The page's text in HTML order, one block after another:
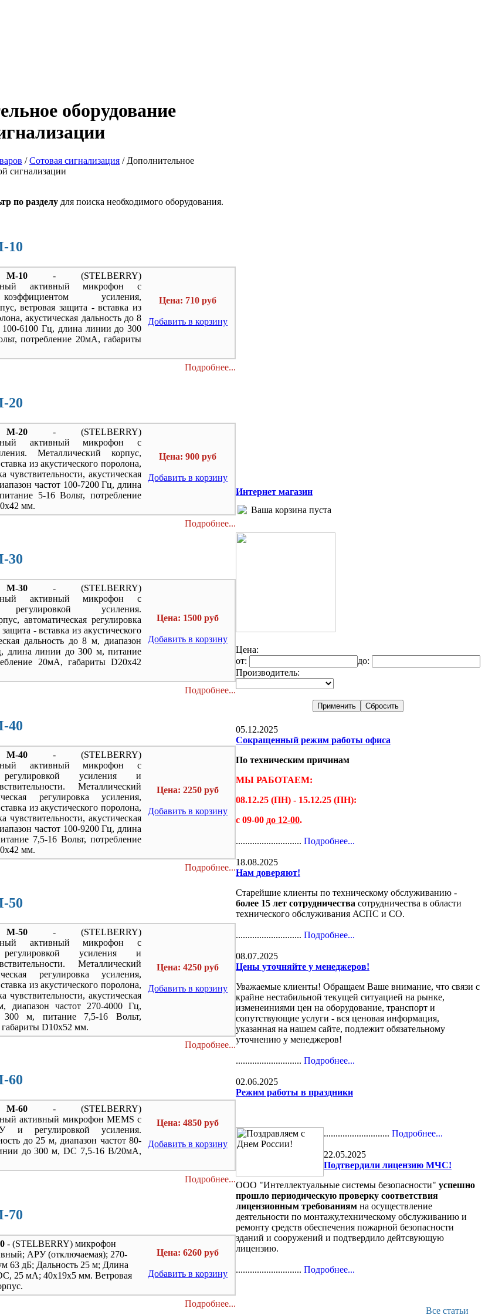
оборудование
/Сотовая сигнализация /Дополнительное
сигнализации
по разделу для поиска необходимого оборудования.
10
10 - (STELBERRY)
активный микрофон с
усиления,
ветровая защита - вставка из
акустическая дальность до 8
100-6100 Гц, длина линии до 300
потребление 20мА, габариты
Цена: 710 руб
Добавить в корзину
Подробнее...
20
20 - (STELBERRY)
активный микрофон с
Металлический корпус,
из акустического поролона,
чувствительности, акустическая
частот 100-7200 Гц, длина
5-16 Вольт, потребление
мм.
Цена: 900 руб
Добавить в корзину
Подробнее...
30
30 - (STELBERRY)
активный микрофон с
регулировкой усиления.
автоматическая регулировка
- вставка из акустического
дальность до 8 м, диапазон
длина линии до 300 м, питание
20мА, габариты D20х42
Цена: 1500 руб
Добавить в корзину
Подробнее...
40
40 - (STELBERRY)
активный микрофон с
регулировкой усиления и
Металлический
регулировка усиления,
из акустического поролона,
чувствительности, акустическая
частот 100-9200 Гц, длина
7,5-16 Вольт, потребление
мм.
Цена: 2250 руб
Добавить в корзину
Подробнее...
50
50 - (STELBERRY)
активный микрофон с
регулировкой усиления и
Металлический
регулировка усиления,
из акустического поролона,
чувствительности, акустическая
диапазон частот 270-4000 Гц,
м, питание 7,5-16 Вольт,
D10х52 мм.
Цена: 4250 руб
Добавить в корзину
Подробнее...
60
60 - (STELBERRY)
активный микрофон MEMS с
и регулировкой усиления.
до 25 м, диапазон частот 80-
до 300 м, DC 7,5-16 В/20мА,
Цена: 4850 руб
Добавить в корзину
Подробнее...
70
- (STELBERRY) микрофон
АРУ (отключаемая); 270-
63 дБ; Дальность 25 м; Длина
25 мА; 40х19х5 мм. Ветровая
Цена: 6260 руб
Добавить в корзину
Подробнее...
Интернет магазин
Ваша корзина пуста
Цена:
от:
до:
Производитель:
05.12.2025
Сокращенный режим работы офиса
По техническим причинам
МЫ РАБОТАЕМ:
08.12.25 (ПН) - 15.12.25 (ПН):
с 09-00 до 12-00.
............................ Подробнее...
18.08.2025
Нам доверяют!
Старейшие клиенты по техническому обслуживанию -
более 15 лет сотрудничества сотрудничества в области
технического обслуживания АСПС и СО.
............................ Подробнее...
08.07.2025
Цены уточняйте у менеджеров!
Уважаемые клиенты! Обращаем Ваше внимание, что связи с
крайне нестабильной текущей ситуацией на рынке,
изменеиниями цен на оборудование, транспорт и
сопутствующие услуги - вся ценовая информация,
указанная на нашем сайте, подлежит обязательному
уточнению у менеджеров!
............................ Подробнее...
02.06.2025
Режим работы в праздники
............................ Подробнее...
22.05.2025
Подтвердили лицензию МЧС!
ООО "Интеллектуальные системы безопасности" успешно
прошло периодическую проверку соответствия
лицензионным требованиям на осуществление
деятельности по монтажу,техническому обслуживанию и
ремонту средств обеспечения пожарной безопасности
зданий и сооружений и подтвердило дейтсвующую
лицензию.
............................ Подробнее...
Все статьи